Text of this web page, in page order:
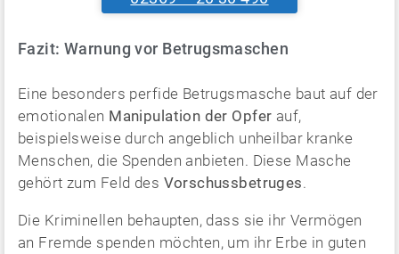
Fazit: Warnung vor Betrugsmaschen
Eine besonders perfide Betrugsmasche baut auf der
emotionalen Manipulation der Opfer auf,
beispielsweise durch angeblich unheilbar kranke
Menschen, die Spenden anbieten. Diese Masche
gehört zum Feld des Vorschussbetruges.
Die Kriminellen behaupten, dass sie ihr Vermögen
an Fremde spenden möchten, um ihr Erbe in guten